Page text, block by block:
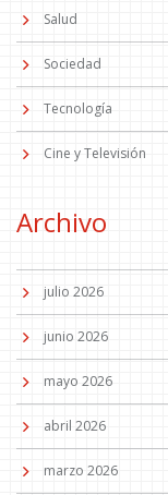
Salud
Sociedad
Tecnología
Cine y Televisión
Archivo
julio 2026
junio 2026
mayo 2026
abril 2026
marzo 2026